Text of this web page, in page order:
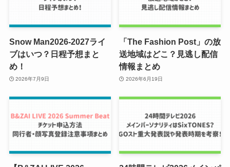
Snow Man2026-2027ライ
ブはいつ？日程予想まと
め！
2026年7月9日
「The Fashion Post」の放
送地域はどこ？見逃し配信
情報まとめ
2026年6月19日